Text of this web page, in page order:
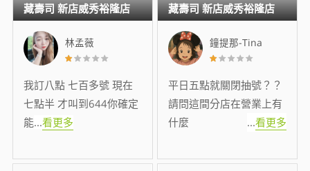
林孟薇
我訂八點 七百多號 現在
七點半 才叫到644你確定
能...看更多
藏壽司 新店威秀裕隆店
鐘提那-Tina
平日五點就關閉抽號？？
請問這間分店在營業上有
什麼
...看更多
藏壽司 新店威秀裕隆店